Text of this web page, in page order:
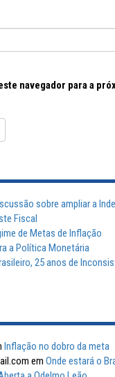
navegador para a
sobre ampliar a
Fiscal
de Metas de Inflação
a Política Monetária
25 anos de
Inflação no dobro da meta
em Onde estará o